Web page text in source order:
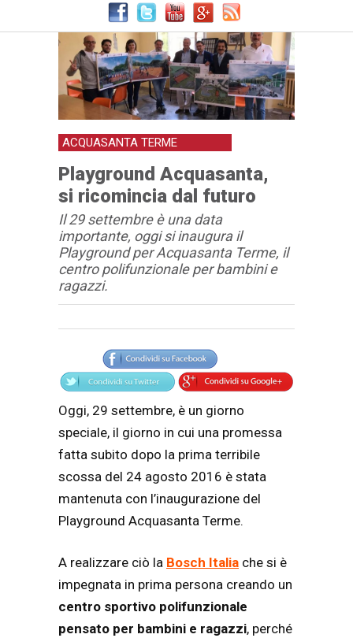
ACQUASANTA TERME
Playground Acquasanta,
si ricomincia dal futuro
Il 29 settembre è una data
importante, oggi si inaugura il
Playground per Acquasanta Terme, il
centro polifunzionale per bambini e
ragazzi.
Articolo
Testo articolo principale
Oggi, 29 settembre, è un giorno
speciale, il giorno in cui una promessa
fatta subito dopo la prima terribile
scossa del 24 agosto 2016 è stata
mantenuta con l’inaugurazione del
Playground Acquasanta Terme.
A realizzare ciò la Bosch Italia che si è
impegnata in prima persona creando un
centro sportivo polifunzionale
pensato per bambini e ragazzi, perché